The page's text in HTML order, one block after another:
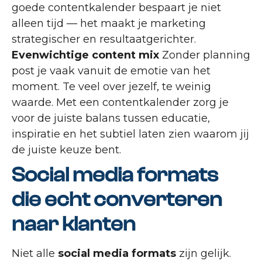
goede contentkalender bespaart je niet
alleen tijd — het maakt je marketing
strategischer en resultaatgerichter.
Evenwichtige content mix Zonder planning
post je vaak vanuit de emotie van het
moment. Te veel over jezelf, te weinig
waarde. Met een contentkalender zorg je
voor de juiste balans tussen educatie,
inspiratie en het subtiel laten zien waarom jij
de juiste keuze bent.
Social media formats
die echt converteren
naar klanten
Niet alle social media formats zijn gelijk.